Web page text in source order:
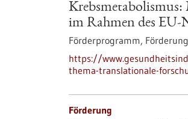
im Rahmen des
Förderprogramm,
https://
thema-translationale-
Förderung